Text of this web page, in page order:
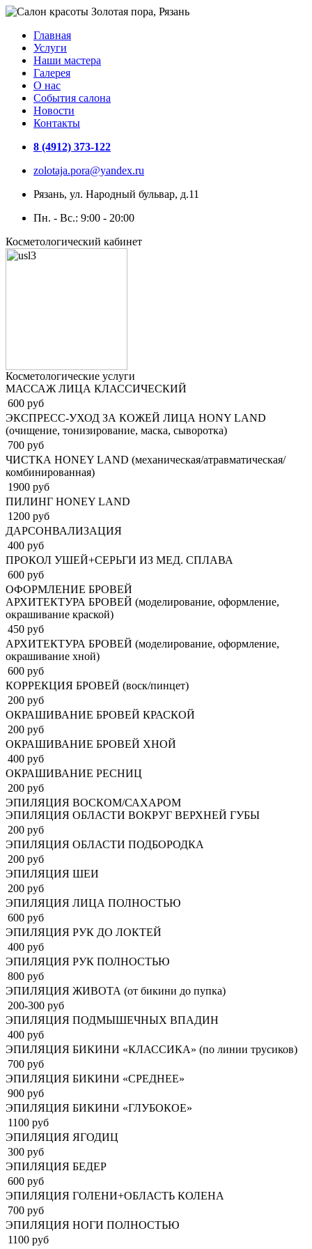
Главная
Услуги
Наши мастера
Галерея
О нас
События салона
Новости
Контакты
8 (4912) 373-122
zolotaja.pora@yandex.ru
Рязань, ул. Народный бульвар, д.11
Пн. - Вс.: 9:00 - 20:00
Косметологический кабинет
Косметологические услуги
МАССАЖ ЛИЦА КЛАССИЧЕСКИЙ
600 руб
ЭКСПРЕСС-УХОД ЗА КОЖЕЙ ЛИЦА HONY LAND
(очищение, тонизирование, маска, сыворотка)
700 руб
ЧИСТКА HONEY LAND (механическая/атравматическая/
комбинированная)
1900 руб
ПИЛИНГ HONEY LAND
1200 руб
ДАРСОНВАЛИЗАЦИЯ
400 руб
ПРОКОЛ УШЕЙ+СЕРЬГИ ИЗ МЕД. СПЛАВА
600 руб
ОФОРМЛЕНИЕ БРОВЕЙ
АРХИТЕКТУРА БРОВЕЙ (моделирование, оформление,
окрашивание краской)
450 руб
АРХИТЕКТУРА БРОВЕЙ (моделирование, оформление,
окрашивание хной)
600 руб
КОРРЕКЦИЯ БРОВЕЙ (воск/пинцет)
200 руб
ОКРАШИВАНИЕ БРОВЕЙ КРАСКОЙ
200 руб
ОКРАШИВАНИЕ БРОВЕЙ ХНОЙ
400 руб
ОКРАШИВАНИЕ РЕСНИЦ
200 руб
ЭПИЛЯЦИЯ ВОСКОМ/САХАРОМ
ЭПИЛЯЦИЯ ОБЛАСТИ ВОКРУГ ВЕРХНЕЙ ГУБЫ
200 руб
ЭПИЛЯЦИЯ ОБЛАСТИ ПОДБОРОДКА
200 руб
ЭПИЛЯЦИЯ ШЕИ
200 руб
ЭПИЛЯЦИЯ ЛИЦА ПОЛНОСТЬЮ
600 руб
ЭПИЛЯЦИЯ РУК ДО ЛОКТЕЙ
400 руб
ЭПИЛЯЦИЯ РУК ПОЛНОСТЬЮ
800 руб
ЭПИЛЯЦИЯ ЖИВОТА (от бикини до пупка)
200-300 руб
ЭПИЛЯЦИЯ ПОДМЫШЕЧНЫХ ВПАДИН
400 руб
ЭПИЛЯЦИЯ БИКИНИ «КЛАССИКА» (по линии трусиков)
700 руб
ЭПИЛЯЦИЯ БИКИНИ «СРЕДНЕЕ»
900 руб
ЭПИЛЯЦИЯ БИКИНИ «ГЛУБОКОЕ»
1100 руб
ЭПИЛЯЦИЯ ЯГОДИЦ
300 руб
ЭПИЛЯЦИЯ БЕДЕР
600 руб
ЭПИЛЯЦИЯ ГОЛЕНИ+ОБЛАСТЬ КОЛЕНА
700 руб
ЭПИЛЯЦИЯ НОГИ ПОЛНОСТЬЮ
1100 руб